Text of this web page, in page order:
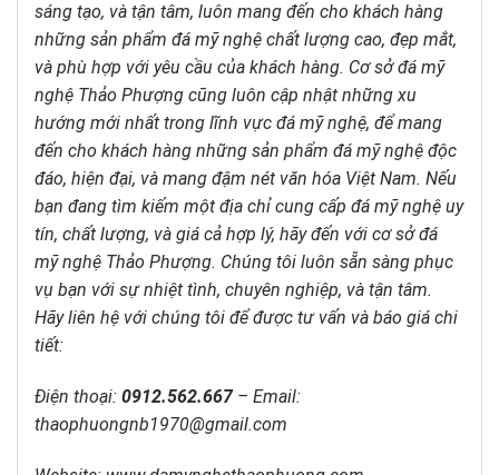
sáng tạo, và tận tâm, luôn mang đến cho khách hàng
những sản phẩm đá mỹ nghệ chất lượng cao, đẹp mắt,
và phù hợp với yêu cầu của khách hàng. Cơ sở đá mỹ
nghệ Thảo Phượng cũng luôn cập nhật những xu
hướng mới nhất trong lĩnh vực đá mỹ nghệ, để mang
đến cho khách hàng những sản phẩm đá mỹ nghệ độc
đáo, hiện đại, và mang đậm nét văn hóa Việt Nam. Nếu
bạn đang tìm kiếm một địa chỉ cung cấp đá mỹ nghệ uy
tín, chất lượng, và giá cả hợp lý, hãy đến với cơ sở đá
mỹ nghệ Thảo Phượng. Chúng tôi luôn sẵn sàng phục
vụ bạn với sự nhiệt tình, chuyên nghiệp, và tận tâm.
Hãy liên hệ với chúng tôi để được tư vấn và báo giá chi
tiết:
Điện thoại: 0912.562.667– Email:
thaophuongnb1970@gmail.com